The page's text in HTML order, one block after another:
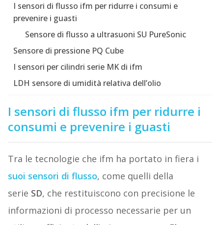
I sensori di flusso ifm per ridurre i consumi e
prevenire i guasti
Sensore di flusso a ultrasuoni SU PureSonic
Sensore di pressione PQ Cube
I sensori per cilindri serie MK di ifm
LDH sensore di umidità relativa dell’olio
I sensori di flusso ifm per ridurre i
consumi e prevenire i guasti
Tra le tecnologie che ifm ha portato in fiera i
suoi sensori di flusso, come quelli della
serie SD, che restituiscono con precisione le
informazioni di processo necessarie per un